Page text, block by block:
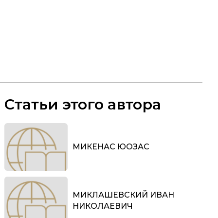
Статьи этого автора
МИКЕНАС ЮОЗАС
МИКЛАШЕВСКИЙ ИВАН
НИКОЛАЕВИЧ